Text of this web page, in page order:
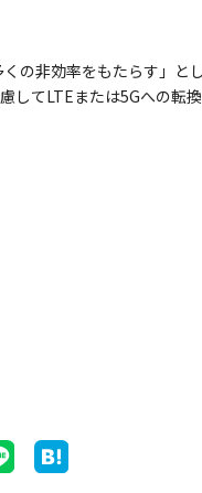
の非効率をもたらす」と
してLTEまたは5Gへの転